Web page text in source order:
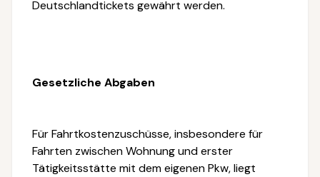
Deutschlandtickets gewährt werden.
Gesetzliche Abgaben
Für Fahrtkostenzuschüsse, insbesondere für
Fahrten zwischen Wohnung und erster
Tätigkeitsstätte mit dem eigenen Pkw, liegt